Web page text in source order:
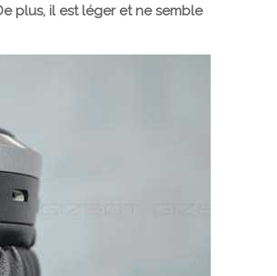
plus, il est léger et ne semble